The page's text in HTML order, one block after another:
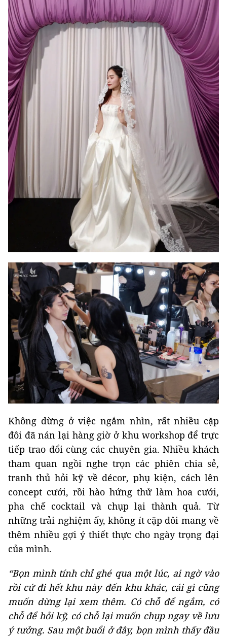
Không dừng ở việc ngắm nhìn, rất nhiều cặp
đôi đã nán lại hàng giờ ở khu workshop để trực
tiếp trao đổi cùng các chuyên gia. Nhiều khách
tham quan ngồi nghe trọn các phiên chia sẻ,
tranh thủ hỏi kỹ về décor, phụ kiện, cách lên
concept cưới, rồi hào hứng thử làm hoa cưới,
pha chế cocktail và chụp lại thành quả. Từ
những trải nghiệm ấy, không ít cặp đôi mang về
thêm nhiều gợi ý thiết thực cho ngày trọng đại
của mình.
“Bọn mình tính chỉ ghé qua một lúc, ai ngờ vào
rồi cứ đi hết khu này đến khu khác, cái gì cũng
muốn dừng lại xem thêm. Có chỗ để ngắm, có
chỗ để hỏi kỹ, có chỗ lại muốn chụp ngay về lưu
ý tưởng. Sau một buổi ở đây, bọn mình thấy đầu